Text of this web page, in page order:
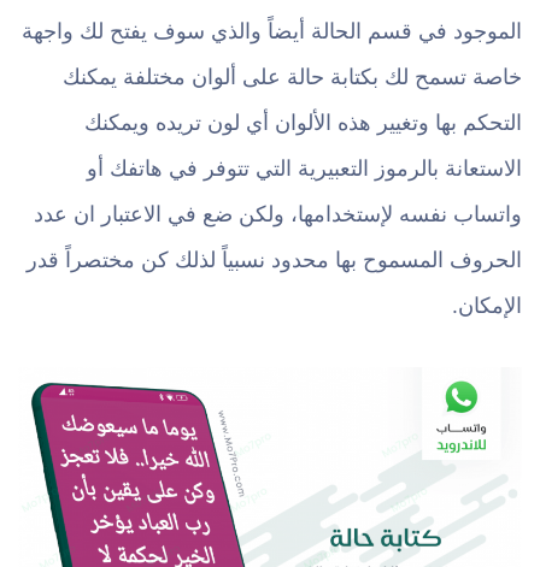
الموجود في قسم الحالة أيضاً والذي سوف يفتح لك واجهة
خاصة تسمح لك بكتابة حالة على ألوان مختلفة يمكنك
التحكم بها وتغيير هذه الألوان أي لون تريده ويمكنك
الاستعانة بالرموز التعبيرية التي تتوفر في هاتفك أو
واتساب نفسه لإستخدامها، ولكن ضع في الاعتبار ان عدد
الحروف المسموح بها محدود نسبياً لذلك كن مختصراً قدر
الإمكان.